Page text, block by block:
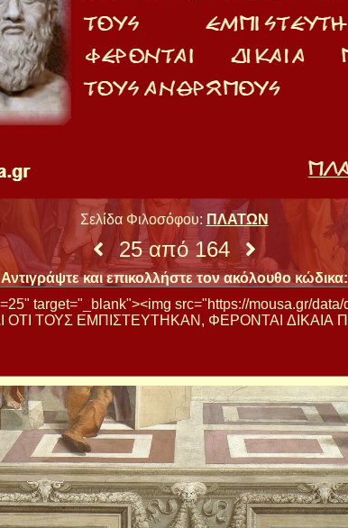
Σελίδα Φιλοσόφου: ΠΛΑΤΩΝ
25 από 164
Αντιγράψτε και επικολλήστε τον ακόλουθο κώδικα: